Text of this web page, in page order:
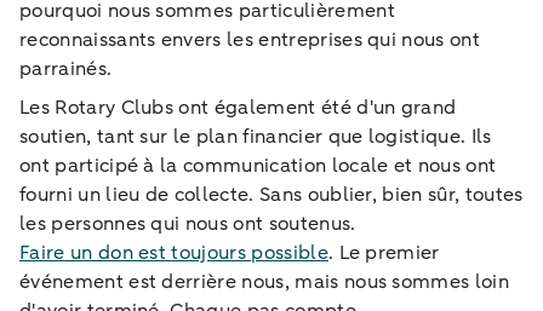
pourquoi nous sommes particulièrement
reconnaissants envers les entreprises qui nous ont
parrainés.
Les Rotary Clubs ont également été d'un grand
soutien, tant sur le plan financier que logistique. Ils
ont participé à la communication locale et nous ont
fourni un lieu de collecte. Sans oublier, bien sûr, toutes
les personnes qui nous ont soutenus.
Faire un don est toujours possible. Le premier
événement est derrière nous, mais nous sommes loin